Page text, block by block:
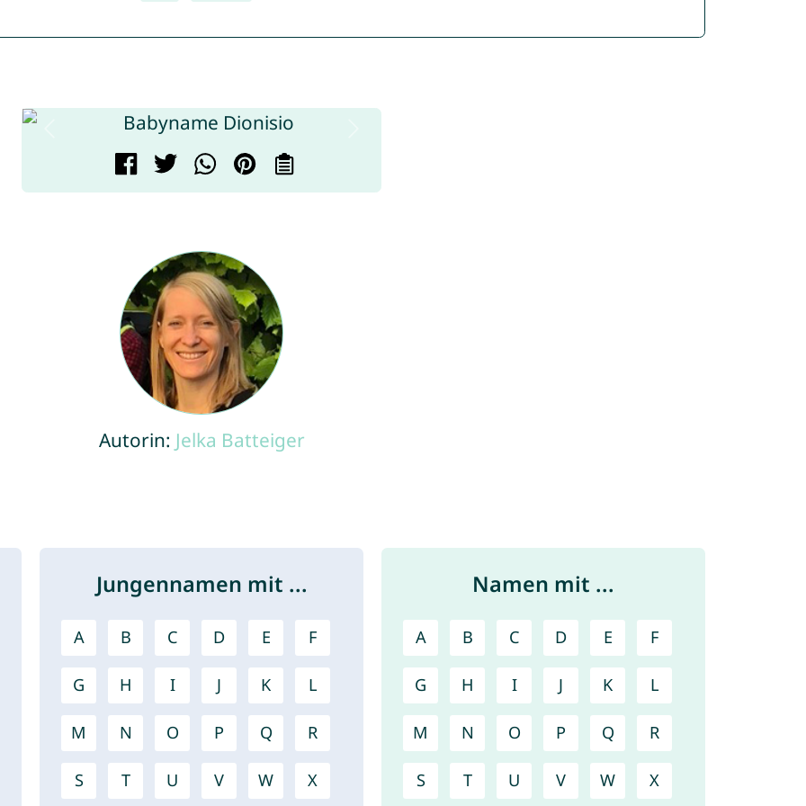
Autorin: Jelka Batteiger
Jungennamen mit ...
A B C D E F
G H I J K L
M N O P Q R
S T U V W X
Namen mit ...
A B C D E F
G H I J K L
M N O P Q R
S T U V W X